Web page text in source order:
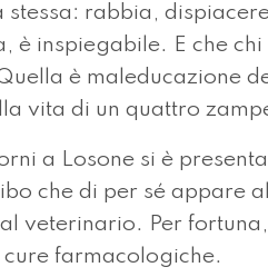
stessa: rabbia,
è inspiegabile. E che
è maleducazione
vita di un quattro
a Losone si è
che di per sé appare
veterinario. Per
cure farmacologiche.